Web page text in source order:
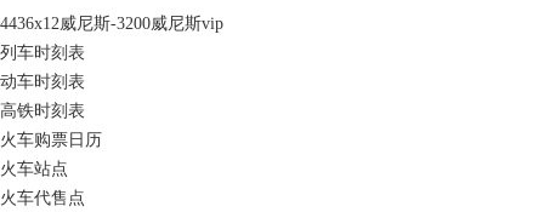
4436x12威尼斯-3200威尼斯vip
列车时刻表
动车时刻表
高铁时刻表
火车购票日历
火车站点
火车代售点